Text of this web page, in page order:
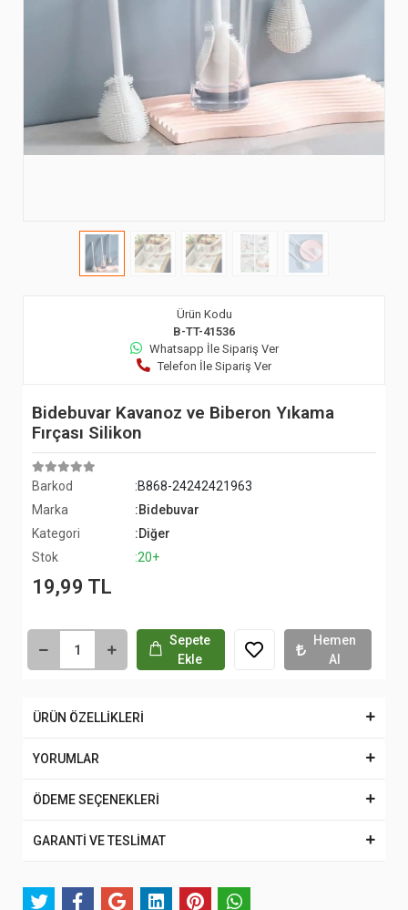
Ürün Kodu
B-TT-41536
Whatsapp İle Sipariş Ver
Telefon İle Sipariş Ver
Bidebuvar Kavanoz ve Biberon Yıkama
Fırçası Silikon
Barkod
:B868-24242421963
Marka
:Bidebuvar
Kategori
:Diğer
Stok
:20+
19,99 TL
Sepete
Ekle
Hemen
Al
ÜRÜN ÖZELLİKLERİ
YORUMLAR
ÖDEME SEÇENEKLERİ
GARANTİ VE TESLİMAT